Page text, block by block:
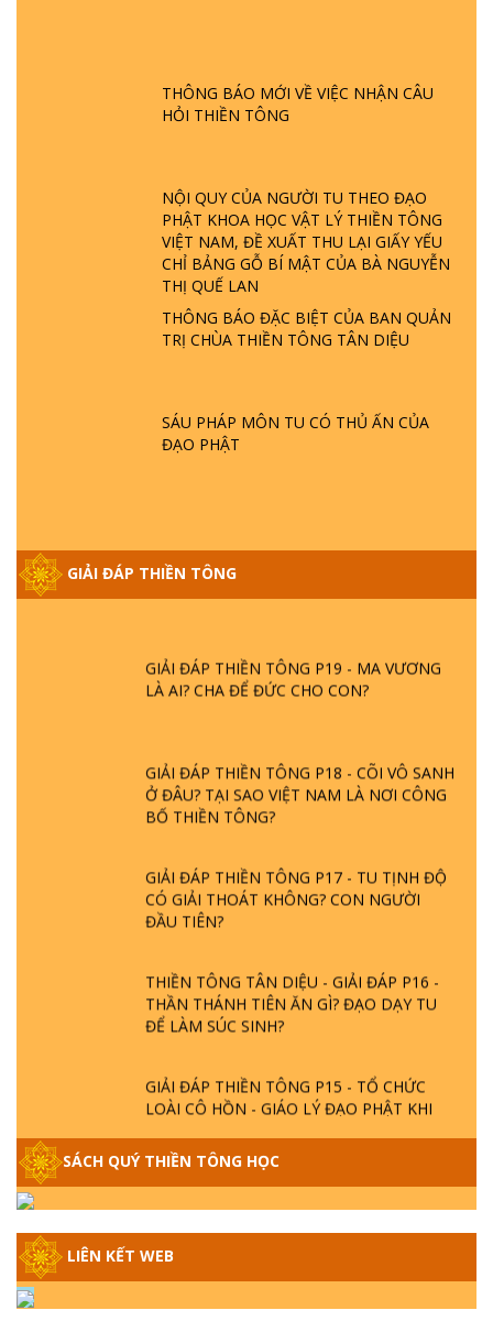
THÔNG BÁO MỚI VỀ VIỆC NHẬN CÂU
HỎI THIỀN TÔNG
NỘI QUY CỦA NGƯỜI TU THEO ĐẠO
PHẬT KHOA HỌC VẬT LÝ THIỀN TÔNG
VIỆT NAM, ĐỀ XUẤT THU LẠI GIẤY YẾU
CHỈ BẢNG GỖ BÍ MẬT CỦA BÀ NGUYỄN
THỊ QUẾ LAN
THÔNG BÁO ĐẶC BIỆT CỦA BAN QUẢN
TRỊ CHÙA THIỀN TÔNG TÂN DIỆU
SÁU PHÁP MÔN TU CÓ THỦ ẤN CỦA
ĐẠO PHẬT
GIẢI ĐÁP THIỀN TÔNG
TTTD
GIẢI ĐÁP THIỀN TÔNG ĐẶC BIỆT P22 - TẠI
SAO TRÁI ĐẤT NHIỀU THIÊN TAI - LŨ LỤT
- HỎA HOẠN | TTTD
GIẢI ĐÁP THIỀN TÔNG ĐẶC BIỆT P21 - TẠI
GIẢI ĐÁP VỀ LỄ TIỄN THIỀN TÔNG SƯ
GIẢI ĐÁP THIỀN TÔNG ĐẶC BIỆT PHẦN 20
- BÁC NGUYỄN NHÂN LÀ AI? PHIỀN NÃO
DO ĐÂU MÀ CÓ?
GIẢI ĐÁP THIỀN TÔNG P19 - MA VƯƠNG
LÀ AI? CHA ĐỂ ĐỨC CHO CON?
GIẢI ĐÁP THIỀN TÔNG P18 - CÕI VÔ SANH
Ở ĐÂU? TẠI SAO VIỆT NAM LÀ NƠI CÔNG
BỐ THIỀN TÔNG?
GIẢI ĐÁP THIỀN TÔNG P17 - TU TỊNH ĐỘ
CÓ GIẢI THOÁT KHÔNG? CON NGƯỜI
ĐẦU TIÊN?
THIỀN TÔNG TÂN DIỆU - GIẢI ĐÁP P16 -
THẦN THÁNH TIÊN ĂN GÌ? ĐẠO DẠY TU
ĐỂ LÀM SÚC SINH?
GIẢI ĐÁP THIỀN TÔNG P15 - TỔ CHỨC
LOÀI CÔ HỒN - GIÁO LÝ ĐẠO PHẬT KHI
NÀO XUẤT BẢN
GIẢI ĐÁP THIỀN TÔNG ĐẶC BIỆT - P13 -
CON NGƯỜI TU THÀNH PHẬT ĐƯỢC
SÁCH QUÝ THIỀN TÔNG HỌC
LIÊN KẾT WEB